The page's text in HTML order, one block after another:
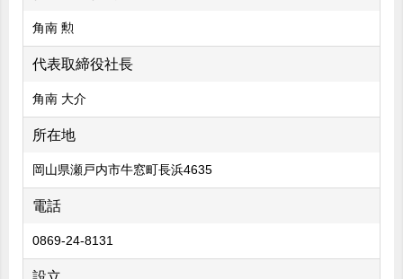
角南 勲
代表取締役社長
角南 大介
所在地
岡山県瀬戸内市牛窓町長浜4635
電話
0869-24-8131